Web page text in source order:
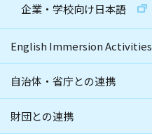
企業・学校向け日本語
English Immersion Activities
自治体・省庁との連携
財団との連携